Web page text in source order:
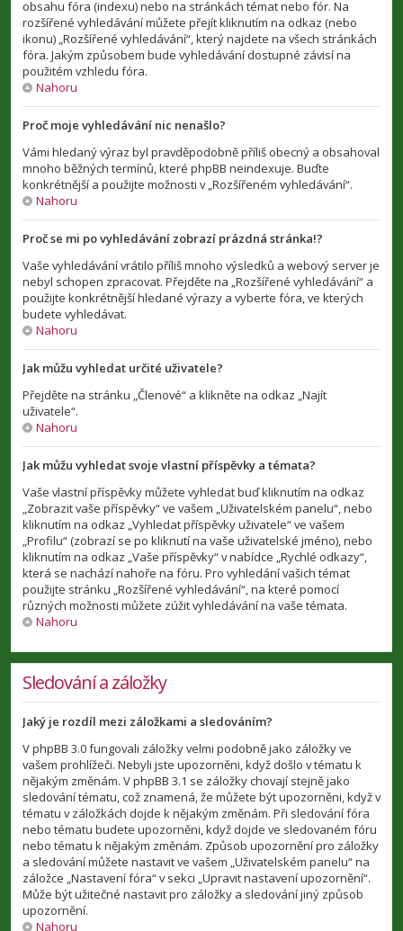
obsahu fóra (indexu) nebo na stránkách témat nebo fór. Na
rozšířené vyhledávání můžete přejít kliknutím na odkaz (nebo
ikonu) „Rozšířené vyhledávání“, který najdete na všech stránkách
fóra. Jakým způsobem bude vyhledávání dostupné závisí na
použitém vzhledu fóra.
Nahoru
Proč moje vyhledávání nic nenašlo?
Vámi hledaný výraz byl pravděpodobně příliš obecný a obsahoval
mnoho běžných termínů, které phpBB neindexuje. Buďte
konkrétnější a použijte možnosti v „Rozšířeném vyhledávání“.
Nahoru
Proč se mi po vyhledávání zobrazí prázdná stránka!?
Vaše vyhledávání vrátilo příliš mnoho výsledků a webový server je
nebyl schopen zpracovat. Přejděte na „Rozšířené vyhledávání“ a
použijte konkrétnější hledané výrazy a vyberte fóra, ve kterých
budete vyhledávat.
Nahoru
Jak můžu vyhledat určité uživatele?
Přejděte na stránku „Členové“ a klikněte na odkaz „Najít
uživatele“.
Nahoru
Jak můžu vyhledat svoje vlastní příspěvky a témata?
Vaše vlastní příspěvky můžete vyhledat buď kliknutím na odkaz
„Zobrazit vaše příspěvky“ ve vašem „Uživatelském panelu“, nebo
kliknutím na odkaz „Vyhledat příspěvky uživatele“ ve vašem
„Profilu“ (zobrazí se po kliknutí na vaše uživatelské jméno), nebo
kliknutím na odkaz „Vaše příspěvky“ v nabídce „Rychlé odkazy“,
která se nachází nahoře na fóru. Pro vyhledání vašich témat
použijte stránku „Rozšířené vyhledávání“, na které pomocí
různých možnosti můžete zúžit vyhledávání na vaše témata.
Nahoru
Sledování a záložky
Jaký je rozdíl mezi záložkami a sledováním?
V phpBB 3.0 fungovali záložky velmi podobně jako záložky ve
vašem prohlížeči. Nebyli jste upozorněni, když došlo v tématu k
nějakým změnám. V phpBB 3.1 se záložky chovají stejně jako
sledování tématu, což znamená, že můžete být upozorněni, když v
tématu v záložkách dojde k nějakým změnám. Při sledování fóra
nebo tématu budete upozorněni, když dojde ve sledovaném fóru
nebo tématu k nějakým změnám. Způsob upozornění pro záložky
a sledování můžete nastavit ve vašem „Uživatelském panelu“ na
záložce „Nastavení fóra“ v sekci „Upravit nastavení upozornění“.
Může být užitečné nastavit pro záložky a sledování jiný způsob
upozornění.
Nahoru